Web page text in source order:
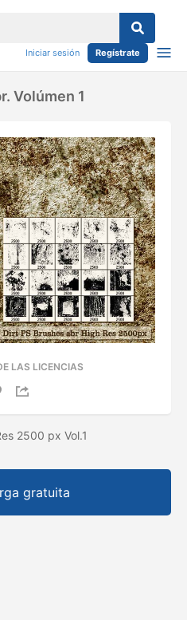
Iniciar sesión Regístrate
Volúmen 1
LAS LICENCIAS
2500 px Vol.1
gratuita